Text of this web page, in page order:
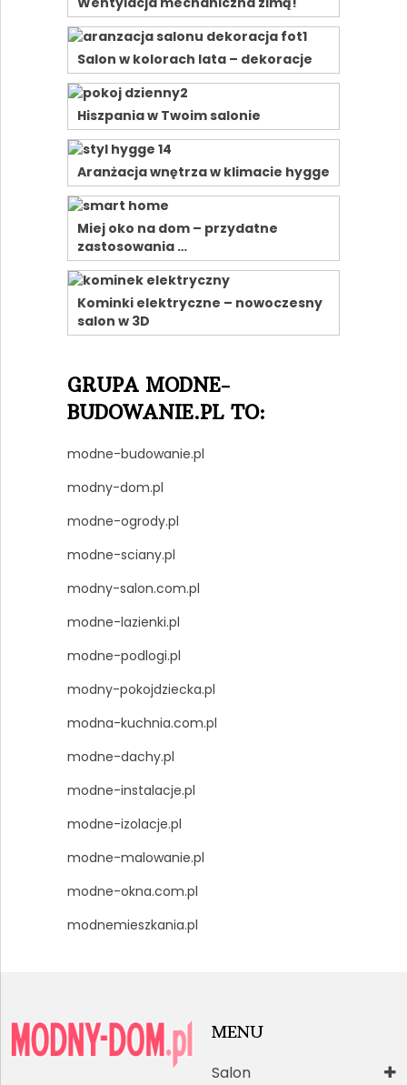
Salon w kolorach lata – dekoracje
Hiszpania w Twoim salonie
Aranżacja wnętrza w klimacie hygge
Miej oko na dom – przydatne
zastosowania …
Kominki elektryczne – nowoczesny
salon w 3D
GRUPA MODNE-
BUDOWANIE.PL TO:
modne-budowanie.pl
modny-dom.pl
modne-ogrody.pl
modne-sciany.pl
modny-salon.com.pl
modne-lazienki.pl
modne-podlogi.pl
modny-pokojdziecka.pl
modna-kuchnia.com.pl
modne-dachy.pl
modne-instalacje.pl
modne-izolacje.pl
modne-malowanie.pl
modne-okna.com.pl
modnemieszkania.pl
MENU
Salon